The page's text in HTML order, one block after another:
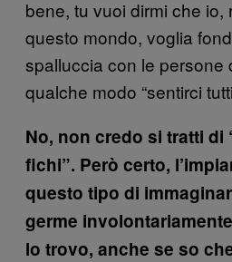
bene, tu vuoi dirmi che io,
questo mondo, voglia
spalluccia con le persone
qualche modo “sentirci
No, non credo si tratti di
fichi”. Però certo,
questo tipo di
germe
lo trovo, anche se so